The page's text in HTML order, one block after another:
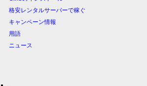
格安レンタルサーバーで稼ぐ
キャンペーン情報
用語
ニュース